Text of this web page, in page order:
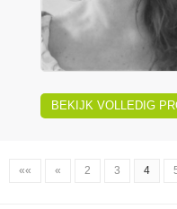
BEKIJK VOLLEDIG
«« « 2 3 4